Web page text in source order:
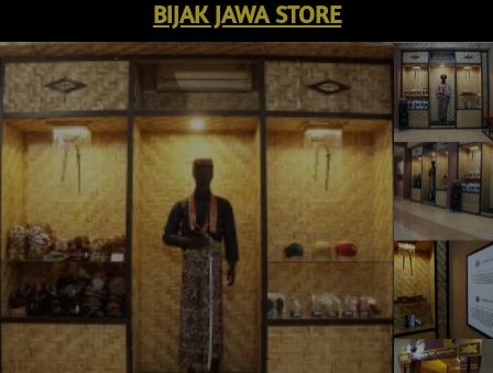
BIJAK JAWA STORE